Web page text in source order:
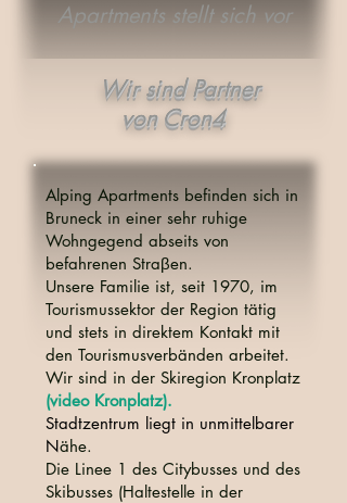
Apartments stellt sich vor
Wir sind Partner
von Cron4
Alping Apartments befinden sich in
Bruneck in einer sehr ruhige
Wohngegend abseits von
befahrenen Straβen.
Unsere Familie ist, seit 1970, im
Tourismussektor der Region tätig
und stets in direktem Kontakt mit
den Tourismusverbänden arbeitet.
Wir sind in der Skiregion Kronplatz
(video Kronplatz).
Stadtzentrum liegt in unmittelbarer
Nähe.
Die Linee 1 des Citybusses und des
Skibusses (Haltestelle in der